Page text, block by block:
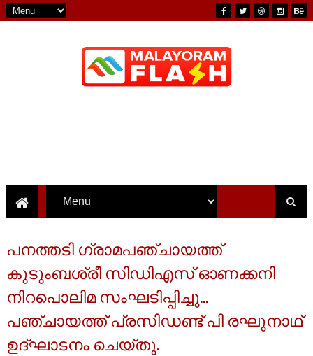
പനത്തടി ഗ്രാമപഞ്ചായത്ത്
കുടുംബശ്രീ സിഡിഎസ് ഓണക്കനി
നിറപൊലിമ സംഘടിപ്പിച്ചു...
പഞ്ചായത്ത്‌ പ്രസിഡണ്ട് പി രഘുനാഥ്‌
ഉദ്ഘാടനം ചെയ്തു.